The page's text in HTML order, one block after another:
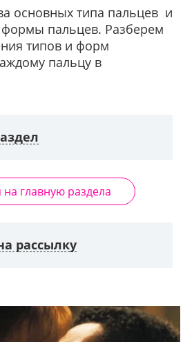
основных типа пальцев и
пальцев. Разберем
типов и форм
пальцу в
на главную раздела
рассылку